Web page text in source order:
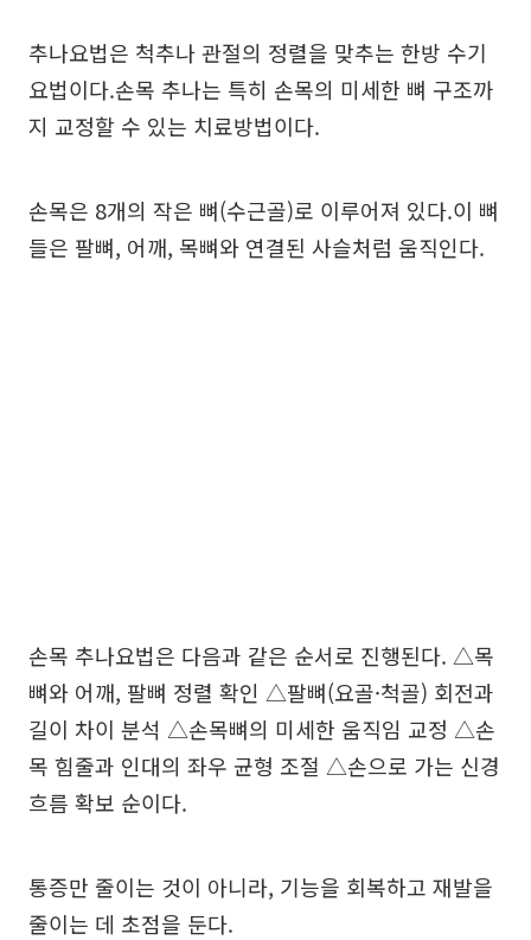
추나요법은 척추나 관절의 정렬을 맞추는 한방 수기
요법이다.손목 추나는 특히 손목의 미세한 뼈 구조까
지 교정할 수 있는 치료방법이다.
손목은 8개의 작은 뼈(수근골)로 이루어져 있다.이 뼈
들은 팔뼈, 어깨, 목뼈와 연결된 사슬처럼 움직인다.
손목 추나요법은 다음과 같은 순서로 진행된다. △목
뼈와 어깨, 팔뼈 정렬 확인 △팔뼈(요골·척골) 회전과
길이 차이 분석 △손목뼈의 미세한 움직임 교정 △손
목 힘줄과 인대의 좌우 균형 조절 △손으로 가는 신경
흐름 확보 순이다.
통증만 줄이는 것이 아니라, 기능을 회복하고 재발을
줄이는 데 초점을 둔다.